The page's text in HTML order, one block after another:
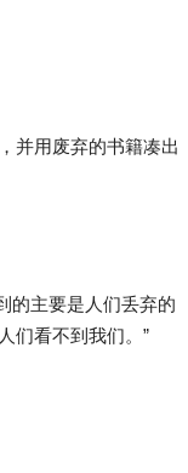
并用废弃的书籍凑出
的主要是人们丢弃的
们看不到我们。”